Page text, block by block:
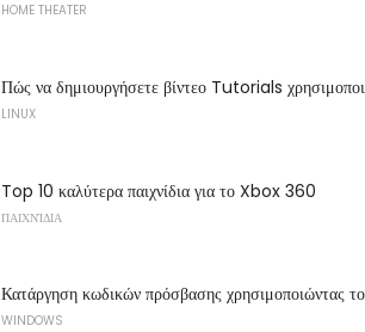
HOME THEATER
Πώς να δημιουργήσετε βίντεο Tutorials
LINUX
Top 10 καλύτερα παιχνίδια για το Xbox 360
ΠΑΙΧΝΊΔΙΑ
Κατάργηση κωδικών πρόσβασης χρησιμοποιώντας
WINDOWS